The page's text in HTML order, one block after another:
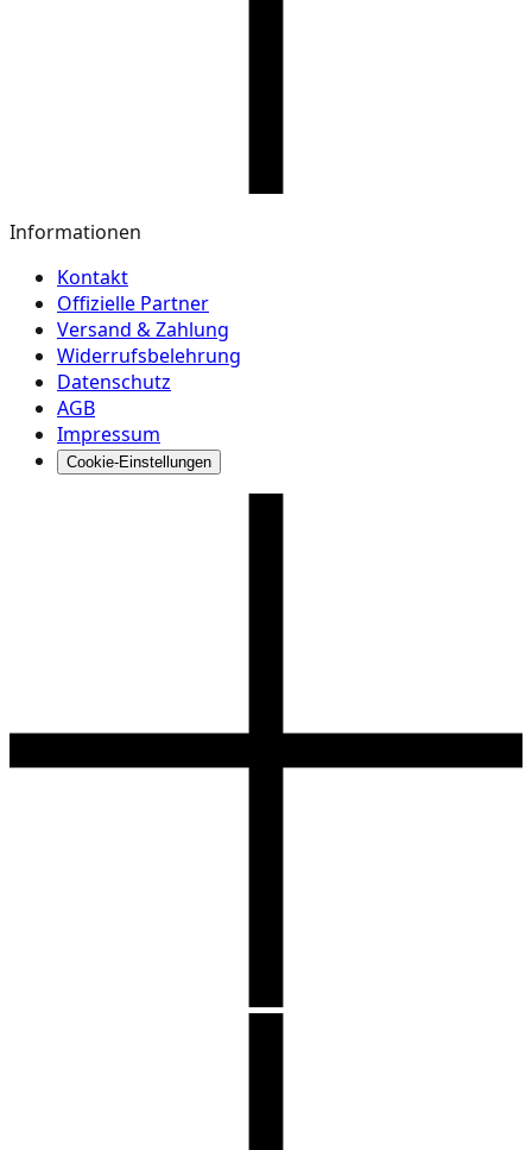
Informationen
Kontakt
Offizielle Partner
Versand & Zahlung
Widerrufsbelehrung
Datenschutz
AGB
Impressum
Cookie-Einstellungen